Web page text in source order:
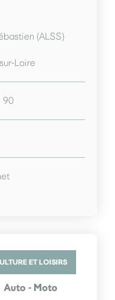
(ALSS)
Loire
90
ET LOISIRS
Auto - Moto